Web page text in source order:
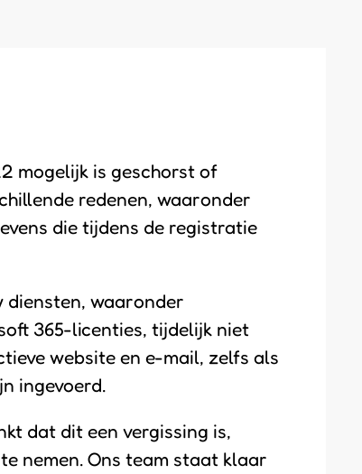
mogelijk is geschorst of
redenen, waaronder
die tijdens de registratie
diensten, waaronder
365-licenties, tijdelijk niet
website en e-mail, zelfs als
ingevoerd.
dat dit een vergissing is,
nemen. Ons team staat klaar